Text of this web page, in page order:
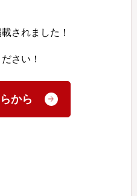
されました！
さい！
から